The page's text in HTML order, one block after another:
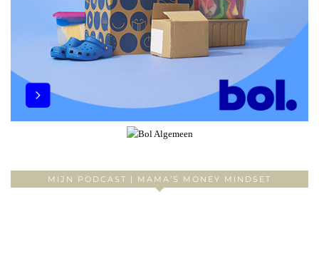
MIJN PODCAST | MAMA’S MONEY MINDSET